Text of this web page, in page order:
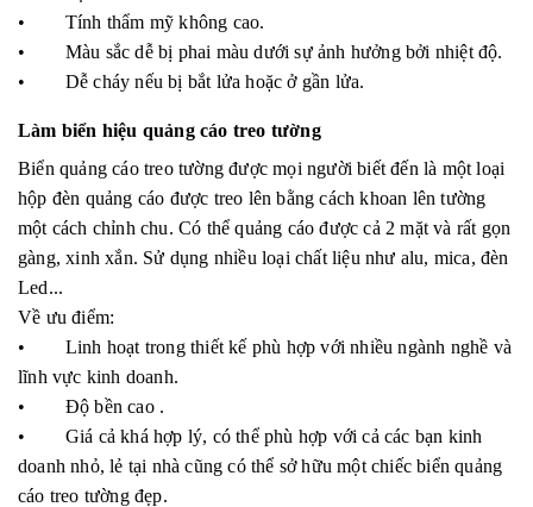
• Tính thẩm mỹ không cao.
• Màu sắc dễ bị phai màu dưới sự ảnh hưởng bởi nhiệt độ.
• Dễ cháy nếu bị bắt lửa hoặc ở gần lửa.
Làm biển hiệu quảng cáo treo tường
Biển quảng cáo treo tường được mọi người biết đến là một loại
hộp đèn quảng cáo được treo lên bằng cách khoan lên tường
một cách chỉnh chu. Có thể quảng cáo được cả 2 mặt và rất gọn
gàng, xinh xắn. Sử dụng nhiều loại chất liệu như alu, mica, đèn
Led...
Về ưu điểm:
• Linh hoạt trong thiết kế phù hợp với nhiều ngành nghề và
lĩnh vực kinh doanh.
• Độ bền cao .
• Giá cả khá hợp lý, có thể phù hợp với cả các bạn kinh
doanh nhỏ, lẻ tại nhà cũng có thể sở hữu một chiếc biển quảng
cáo treo tường đẹp.